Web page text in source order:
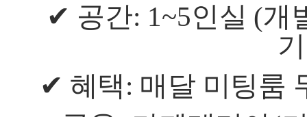
✔ 공간: 1~5인실 (개
✔ 혜택: 매달 미팅룸